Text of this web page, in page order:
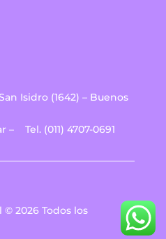
Isidro (1642) – Buenos
– Tel. (011) 4707-0691
2026 Todos los